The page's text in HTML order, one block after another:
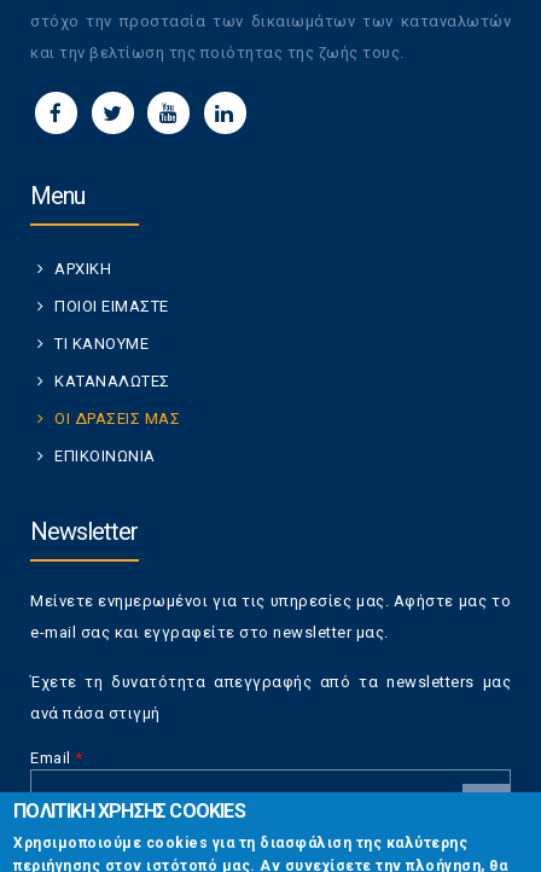
στόχο την προστασία των δικαιωμάτων των καταναλωτών
και την βελτίωση της ποιότητας της ζωής τους.
Menu
ΑΡΧΙΚΗ
ΠΟΙΟΙ ΕΙΜΑΣΤΕ
ΤΙ ΚΑΝΟΥΜΕ
ΚΑΤΑΝΑΛΩΤΕΣ
ΟΙ ΔΡΑΣΕΙΣ ΜΑΣ
ΕΠΙΚΟΙΝΩΝΙΑ
Newsletter
Μείνετε ενημερωμένοι για τις υπηρεσίες μας. Αφήστε μας το
e-mail σας και εγγραφείτε στο newsletter μας.
Έχετε τη δυνατότητα απεγγραφής από τα newsletters μας
ανά πάσα στιγμή
Email *
CAPTCHA
This
ΠΟΛΙΤΙΚΗ ΧΡΗΣΗΣ COOKIES
Χρησιμοποιούμε cookies για τη διασφάλιση της καλύτερης
περιήγησης στον ιστότοπό μας. Αν συνεχίσετε την πλοήγηση, θα